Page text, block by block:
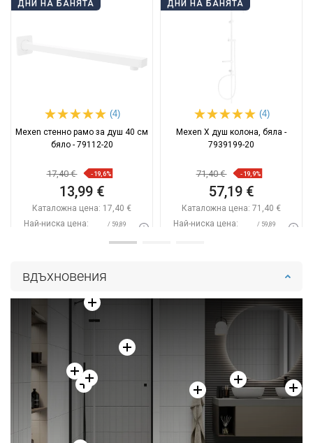
ДНИ НА БАНЯТА
(4)
Mexen стенно рамо за душ 40 см
бяло - 79112-20
17,40 € -19,6%
13,99 €
Каталожна цена: 17,40 €
Най-ниска цена:
/ 59,89
Добави в количката
favorite_border Любима
Сравнете
ДНИ НА БАНЯТА
(4)
Mexen X душ колона, бяла -
7939199-20
71,40 € -19,9%
57,19 €
Каталожна цена: 71,40 €
Най-ниска цена:
/ 59,89
Добави в количката
favorite_border Любима
Сравнете
вдъхновения